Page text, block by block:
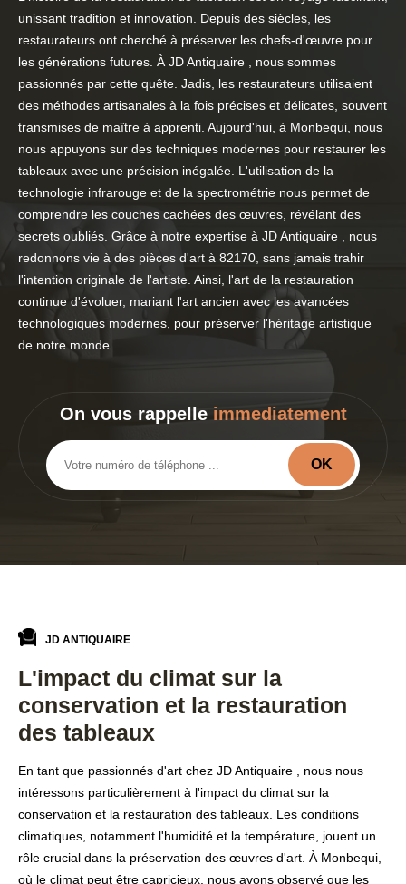
unissant tradition et innovation. Depuis des siècles, les
restaurateurs ont cherché à préserver les chefs-d'œuvre pour
les générations futures. À JD Antiquaire , nous sommes
passionnés par cette quête. Jadis, les restaurateurs utilisaient
des méthodes artisanales à la fois précises et délicates, souvent
transmises de maître à apprenti. Aujourd'hui, à Monbequi, nous
nous appuyons sur des techniques modernes pour restaurer les
tableaux avec une précision inégalée. L'utilisation de la
technologie infrarouge et de la spectrométrie nous permet de
comprendre les couches cachées des œuvres, révélant des
secrets oubliés. Grâce à notre expertise à JD Antiquaire , nous
redonnons vie à des pièces d'art à 82170, sans jamais trahir
l'intention originale de l'artiste. Ainsi, l'art de la restauration
continue d'évoluer, mariant l'art ancien avec les avancées
technologiques modernes, pour préserver l'héritage artistique
de notre monde.
On vous rappelle immediatement
JD ANTIQUAIRE
L'impact du climat sur la
conservation et la restauration
des tableaux
En tant que passionnés d'art chez JD Antiquaire , nous nous
intéressons particulièrement à l'impact du climat sur la
conservation et la restauration des tableaux. Les conditions
climatiques, notamment l'humidité et la température, jouent un
rôle crucial dans la préservation des œuvres d'art. À Monbequi,
où le climat peut être capricieux, nous avons observé que les